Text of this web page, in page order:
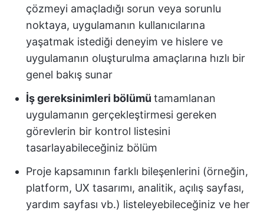
çözmeyi amaçladığı sorun veya sorunlu
noktaya, uygulamanın kullanıcılarına
yaşatmak istediği deneyim ve hislere ve
uygulamanın oluşturulma amaçlarına hızlı bir
genel bakış sunar
İş gereksinimleri bölümü tamamlanan
uygulamanın gerçekleştirmesi gereken
görevlerin bir kontrol listesini
tasarlayabileceğiniz bölüm
Proje kapsamının farklı bileşenlerini (örneğin,
platform, UX tasarımı, analitik, açılış sayfası,
yardım sayfası vb.) listeleyebileceğiniz ve her